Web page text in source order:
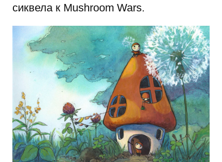
сиквела к Mushroom Wars.